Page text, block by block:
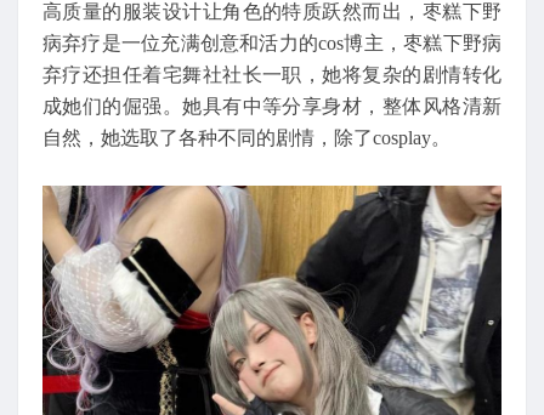
高质量的服装设计让角色的特质跃然而出，枣糕下野
病弃疗是一位充满创意和活力的cos博主，枣糕下野病
弃疗还担任着宅舞社社长一职，她将复杂的剧情转化
成她们的倔强。她具有中等分享身材，整体风格清新
自然，她选取了各种不同的剧情，除了cosplay。